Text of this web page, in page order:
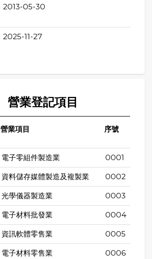
2013-05-30
2025-11-27
營業登記項目
營業項目 序號
電子零組件製造業 0001
資料儲存媒體製造及複製業 0002
光學儀器製造業 0003
電子材料批發業 0004
資訊軟體零售業 0005
電子材料零售業 0006